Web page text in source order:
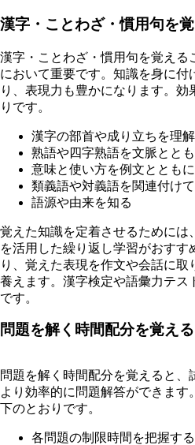
漢字・ことわざ・慣用句を
漢字・ことわざ・慣用句を覚える
において重要です。知識を身に付
り、表現力も豊かになります。
りです。
漢字の部首や成り立ちを理
熟語や四字熟語を文脈とと
意味と使い方を例文ととも
類義語や対義語を関連付け
語源や由来を知る
覚えた知識を定着させるためには
を活用した繰り返し学習がおす
り、覚えた表現を作文や会話に
養えます。漢字検定や語彙力テス
です。
問題を解く時間配分を覚える
問題を解く時間配分を覚えると、
より効率的に問題解答ができます
下のとおりです。
各問題の制限時間を把握する